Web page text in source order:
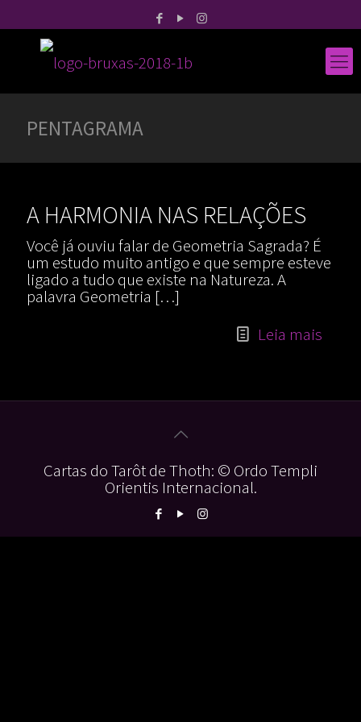
PENTAGRAMA
A HARMONIA NAS RELAÇÕES
Você já ouviu falar de Geometria Sagrada? É
um estudo muito antigo e que sempre esteve
ligado a tudo que existe na Natureza. A
palavra Geometria […]
Leia mais
Cartas do Tarôt de Thoth: © Ordo Templi
Orientis Internacional.